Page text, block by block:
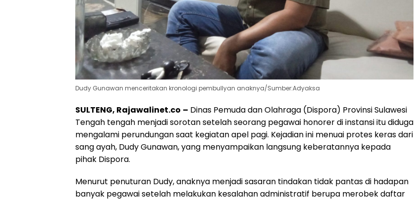
Dudy Gunawan menceritakan kronologi pembullyan anaknya/Sumber:Adyaksa
SULTENG, Rajawalinet.co – Dinas Pemuda dan Olahraga (Dispora) Provinsi Sulawesi
Tengah tengah menjadi sorotan setelah seorang pegawai honorer di instansi itu diduga
mengalami perundungan saat kegiatan apel pagi. Kejadian ini menuai protes keras dari
sang ayah, Dudy Gunawan, yang menyampaikan langsung keberatannya kepada
pihak Dispora.
Menurut penuturan Dudy, anaknya menjadi sasaran tindakan tidak pantas di hadapan
banyak pegawai setelah melakukan kesalahan administratif berupa merobek daftar